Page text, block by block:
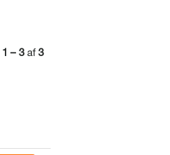
1 – 3af3